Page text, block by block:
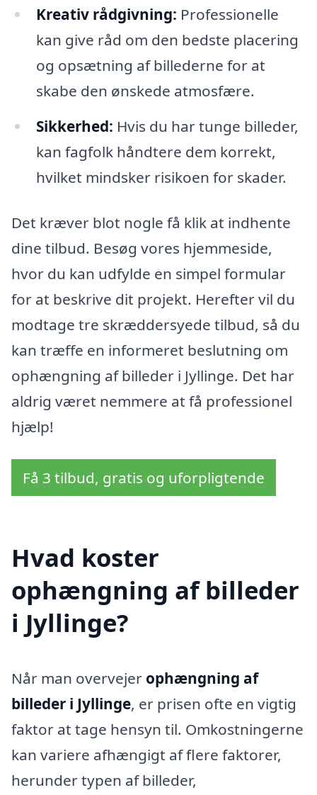
Kreativ rådgivning: Professionelle
kan give råd om den bedste placering
og opsætning af billederne for at
skabe den ønskede atmosfære.
Sikkerhed: Hvis du har tunge billeder,
kan fagfolk håndtere dem korrekt,
hvilket mindsker risikoen for skader.
Det kræver blot nogle få klik at indhente
dine tilbud. Besøg vores hjemmeside,
hvor du kan udfylde en simpel formular
for at beskrive dit projekt. Herefter vil du
modtage tre skræddersyede tilbud, så du
kan træffe en informeret beslutning om
ophængning af billeder i Jyllinge. Det har
aldrig været nemmere at få professionel
hjælp!
Få 3 tilbud, gratis og uforpligtende
Hvad koster
ophængning af billeder
i Jyllinge?
Når man overvejer ophængning af
billeder i Jyllinge, er prisen ofte en vigtig
faktor at tage hensyn til. Omkostningerne
kan variere afhængigt af flere faktorer,
herunder typen af billeder,